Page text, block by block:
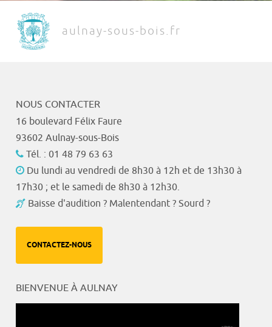
aulnay-sous-bois.fr
NOUS CONTACTER
16 boulevard Félix Faure
93602 Aulnay-sous-Bois
Tél. : 01 48 79 63 63
Du lundi au vendredi de 8h30 à 12h et de 13h30 à
17h30 ; et le samedi de 8h30 à 12h30.
Baisse d'audition ? Malentendant ? Sourd ?
CONTACTEZ-NOUS
BIENVENUE À AULNAY